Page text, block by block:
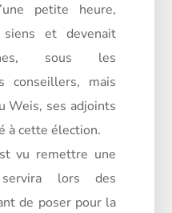
petite heure,
et devenait
sous les
conseillers, mais
Weis, ses adjoints
à cette élection.
vu remettre une
lors des
de poser pour la